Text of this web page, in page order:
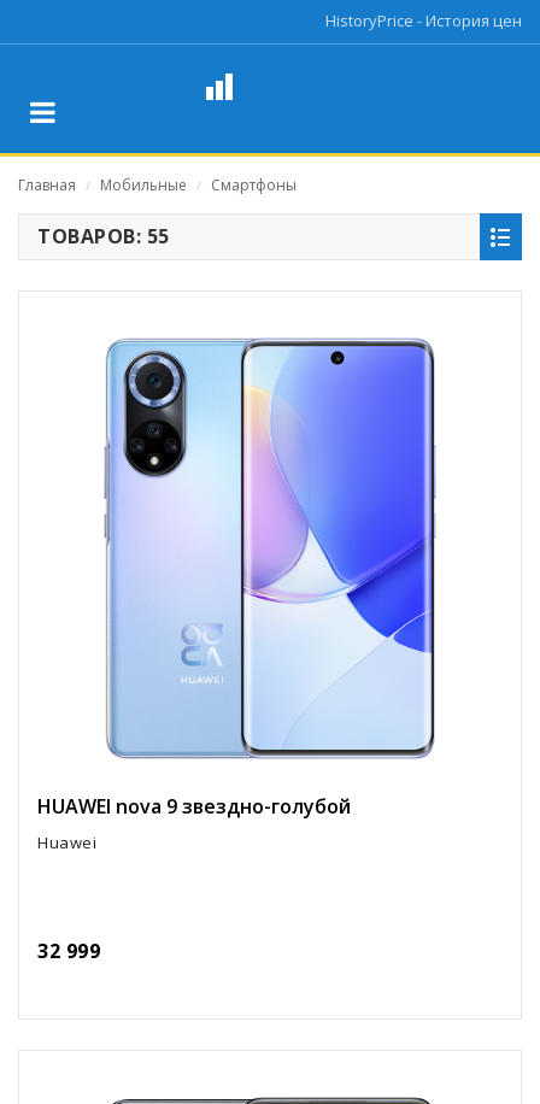
HistoryPrice - История цен
Главная / Мобильные / Смартфоны
ТОВАРОВ: 55
HUAWEI nova 9 звездно-голубой
Huawei
32 999